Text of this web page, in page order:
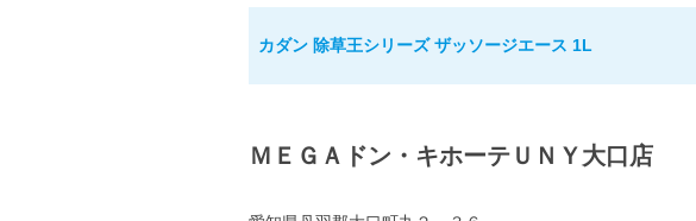
カダン 除草王シリーズ ザッソージエース 1L
ＭＥＧＡドン・キホーテＵＮＹ大口店